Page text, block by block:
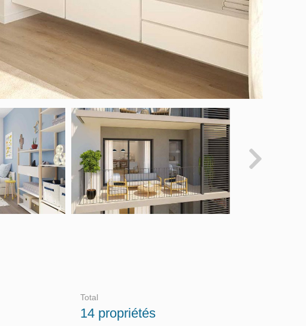
Total
14 propriétés